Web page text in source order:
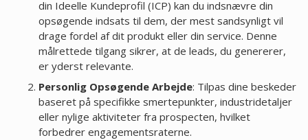
din Ideelle Kundeprofil (ICP) kan du indsnævre din
opsøgende indsats til dem, der mest sandsynligt vil
drage fordel af dit produkt eller din service. Denne
målrettede tilgang sikrer, at de leads, du genererer,
er yderst relevante.
Personlig Opsøgende Arbejde: Tilpas dine beskeder
baseret på specifikke smertepunkter, industridetaljer
eller nylige aktiviteter fra prospecten, hvilket
forbedrer engagementsraterne.